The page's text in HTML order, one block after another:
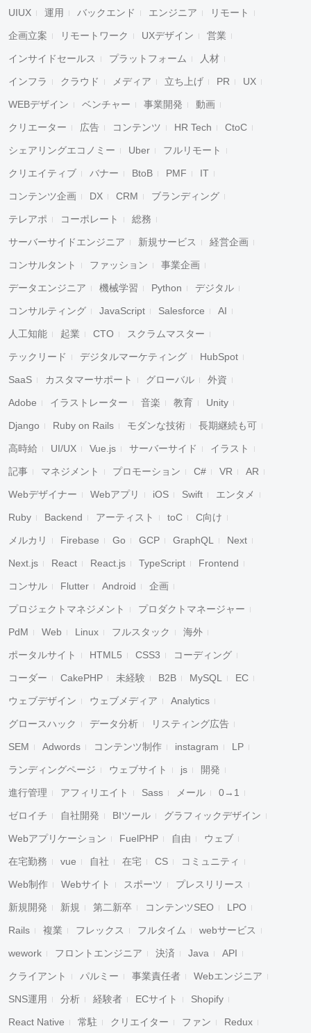
UIUX 運用 バックエンド エンジニア リモート
企画立案 リモートワーク UXデザイン 営業
インサイドセールス プラットフォーム 人材
インフラ クラウド メディア 立ち上げ PR UX
WEBデザイン ベンチャー 事業開発 動画
クリエーター 広告 コンテンツ HR Tech CtoC
シェアリングエコノミー Uber フルリモート
クリエイティブ バナー BtoB PMF IT
コンテンツ企画 DX CRM ブランディング
テレアポ コーポレート 総務
サーバーサイドエンジニア 新規サービス 経営企画
コンサルタント ファッション 事業企画
データエンジニア 機械学習 Python デジタル
コンサルティング JavaScript Salesforce AI
人工知能 起業 CTO スクラムマスター
テックリード デジタルマーケティング HubSpot
SaaS カスタマーサポート グローバル 外資
Adobe イラストレーター 音楽 教育 Unity
Django Ruby on Rails モダンな技術 長期継続も可
高時給 UI/UX Vue.js サーバーサイド イラスト
記事 マネジメント プロモーション C# VR AR
Webデザイナー Webアプリ iOS Swift エンタメ
Ruby Backend アーティスト toC C向け
メルカリ Firebase Go GCP GraphQL Next
Next.js React React.js TypeScript Frontend
コンサル Flutter Android 企画
プロジェクトマネジメント プロダクトマネージャー
PdM Web Linux フルスタック 海外
ポータルサイト HTML5 CSS3 コーディング
コーダー CakePHP 未経験 B2B MySQL EC
ウェブデザイン ウェブメディア Analytics
グロースハック データ分析 リスティング広告
SEM Adwords コンテンツ制作 instagram LP
ランディングページ ウェブサイト js 開発
進行管理 アフィリエイト Sass メール 0→1
ゼロイチ 自社開発 BIツール グラフィックデザイン
Webアプリケーション FuelPHP 自由 ウェブ
在宅勤務 vue 自社 在宅 CS コミュニティ
Web制作 Webサイト スポーツ プレスリリース
新規開発 新規 第二新卒 コンテンツSEO LPO
Rails 複業 フレックス フルタイム webサービス
wework フロントエンジニア 決済 Java API
クライアント パルミー 事業責任者 Webエンジニア
SNS運用 分析 経験者 ECサイト Shopify
React Native 常駐 クリエイター ファン Redux